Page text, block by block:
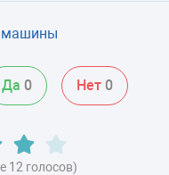
машины
Да 0 Нет 0
12 голосов)